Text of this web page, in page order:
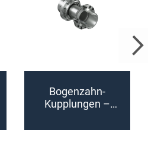
Bogenzahn-
Kupplungen –
Ersatzteile